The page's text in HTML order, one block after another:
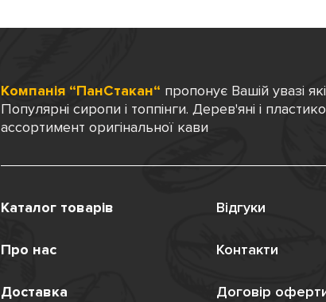
Компанія “ПанСтакан“ пропонує Вашій увазі
Популярні сиропи і топпінги. Дерев'яні і
ассортимент оригінальної кави
Каталог товарів Відгуки
Про нас Контакти
Доставка Договір